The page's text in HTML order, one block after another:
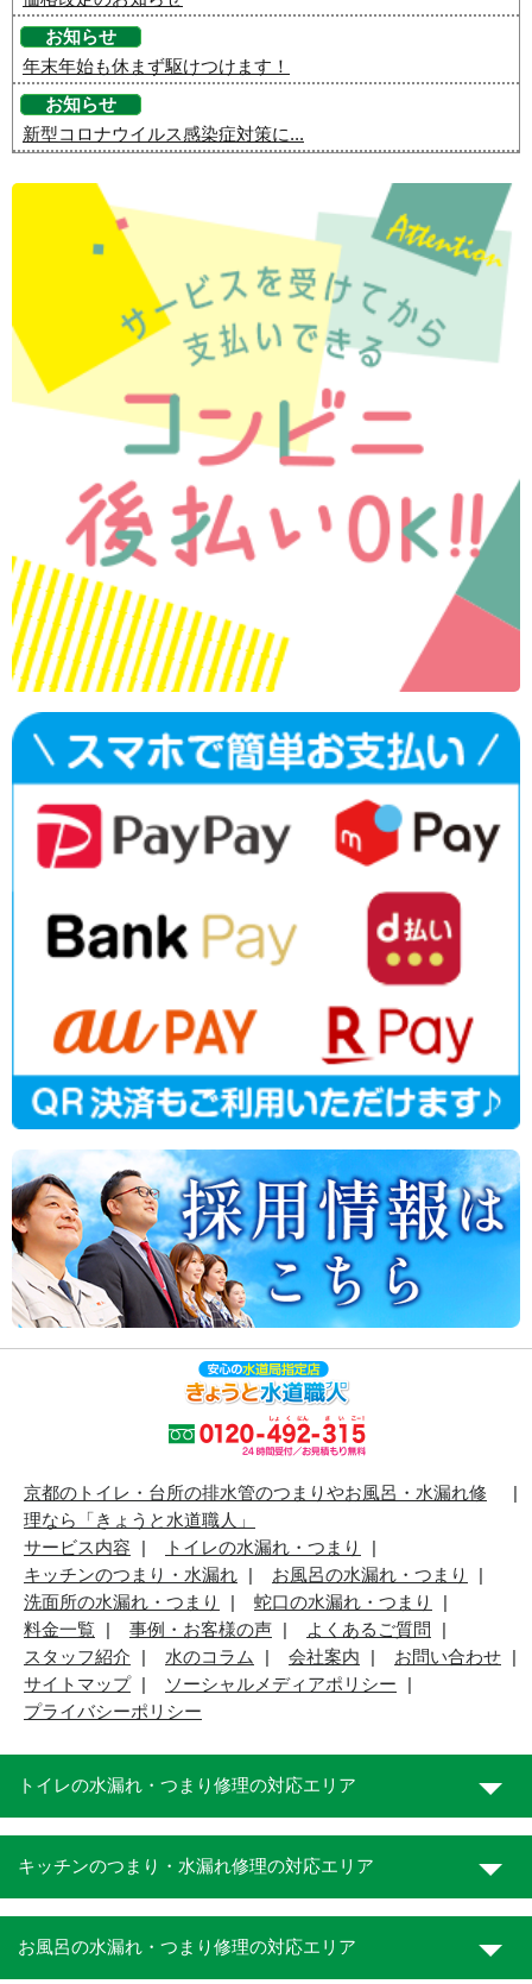
お知らせ
年末年始も休まず駆けつけます！
お知らせ
新型コロナウイルス感染症対策に...
京都のトイレ・台所の排水管のつまりやお風呂・水漏れ修
理なら「きょうと水道職人」
サービス内容
トイレの水漏れ・つまり
キッチンのつまり・水漏れ
お風呂の水漏れ・つまり
洗面所の水漏れ・つまり
蛇口の水漏れ・つまり
料金一覧
事例・お客様の声
よくあるご質問
スタッフ紹介
水のコラム 会社案内
お問い合わせ
サイトマップ
ソーシャルメディアポリシー
プライバシーポリシー
トイレの水漏れ・つまり修理の対応エリア
キッチンのつまり・水漏れ修理の対応エリア
お風呂の水漏れ・つまり修理の対応エリア